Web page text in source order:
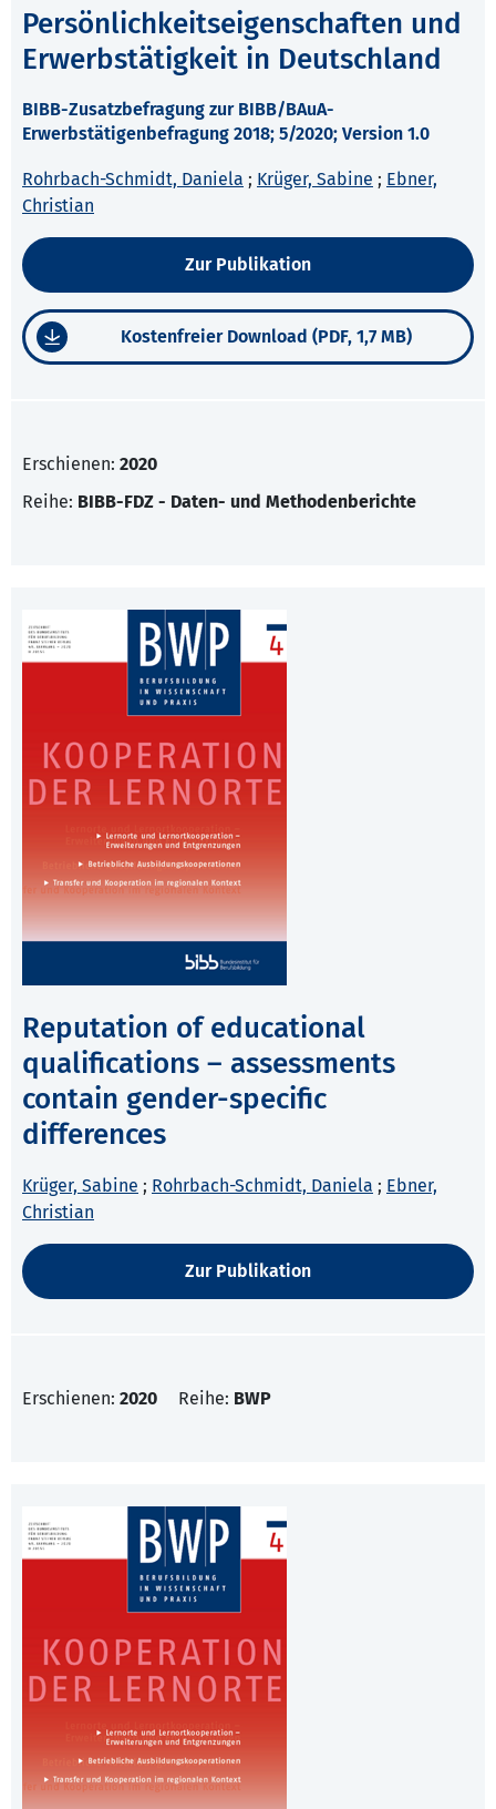
Persönlichkeitseigenschaften und
Erwerbstätigkeit in Deutschland
BIBB-Zusatzbefragung zur BIBB/BAuA-
Erwerbstätigenbefragung 2018; 5/2020; Version 1.0
Rohrbach-Schmidt, Daniela ; Krüger, Sabine ; Ebner,
Christian
Zur Publikation
Kostenfreier Download (PDF, 1,7 MB)
Erschienen: 2020
Reihe: BIBB-FDZ - Daten- und Methodenberichte
Reputation of educational
qualifications – assessments
contain gender-specific
differences
Krüger, Sabine ; Rohrbach-Schmidt, Daniela ; Ebner,
Christian
Zur Publikation
Erschienen: 2020 Reihe: BWP